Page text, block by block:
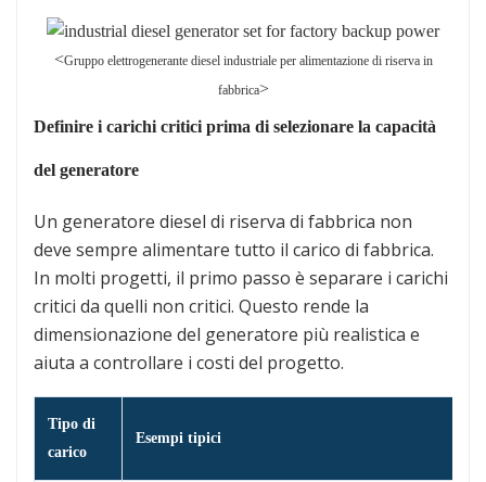
<Gruppo elettrogenerante diesel industriale per alimentazione di riserva in
fabbrica>
Definire i carichi critici prima di selezionare la capacità
del generatore
Un generatore diesel di riserva di fabbrica non
deve sempre alimentare tutto il carico di fabbrica.
In molti progetti, il primo passo è separare i carichi
critici da quelli non critici. Questo rende la
dimensionazione del generatore più realistica e
aiuta a controllare i costi del progetto.
Tipo di
carico
Esempi tipici